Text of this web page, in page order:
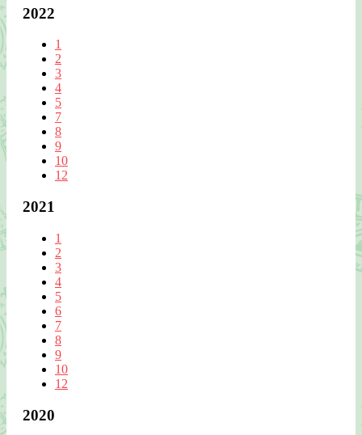
2022
1
2
3
4
5
7
8
9
10
12
2021
1
2
3
4
5
6
7
8
9
10
12
2020